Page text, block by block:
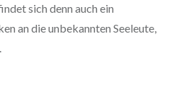
sich denn auch ein
an die unbekannten Seeleute,